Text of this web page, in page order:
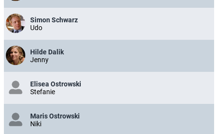
Simon Schwarz
Udo
Hilde Dalik
Jenny
Elisea Ostrowski
Stefanie
Maris Ostrowski
Niki